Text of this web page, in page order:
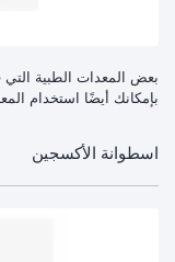
بعض المعدات الطبية التي
بإمكانك أيضًا استخدام
اسطوانة الأكسجين